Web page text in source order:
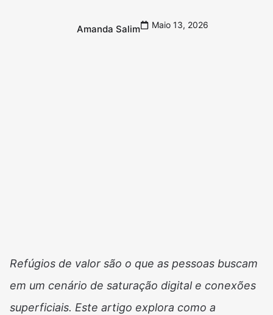
Amanda Salim Maio 13, 2026
Refúgios de valor são o que as pessoas buscam
em um cenário de saturação digital e conexões
superficiais. Este artigo explora como a